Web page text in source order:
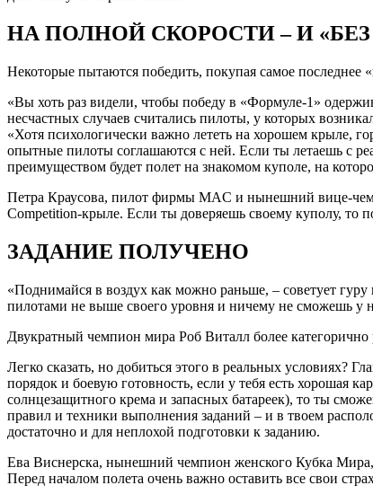
НА ПОЛНОЙ СКОРОСТИ – И
Некоторые пытаются победить, покупая самое последнее
«Вы хоть раз видели, чтобы победу в «Формуле-1»
несчастных случаев считались пилоты, у которых
«Хотя психологически важно лететь на хорошем крыле,
опытные пилоты соглашаются с ней. Если ты летаешь с
преимуществом будет полет на знакомом куполе, на
Петра Краусова, пилот фирмы MAC и нынешний вице-
Competition-крыле. Если ты доверяешь своему куполу, то
ЗАДАНИЕ ПОЛУЧЕНО
«Поднимайся в воздух как можно раньше, – советует
пилотами не выше своего уровня и ничему не сможешь у
Двукратный чемпион мира Роб Виталл более
Легко сказать, но добиться этого в реальных
порядок и боевую готовность, если у тебя есть хорошая
солнцезащитного крема и запасных батареек), то ты
правил и техники выполнения заданий – и в твоем
достаточно и для неплохой подготовки к заданию.
Ева Виснерска, нынешний чемпион женского Кубка Мира,
Перед началом полета очень важно оставить все свои